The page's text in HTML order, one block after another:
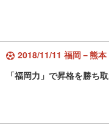
2018/11/11 福岡－熊本
「福岡力」で昇格を勝ち取